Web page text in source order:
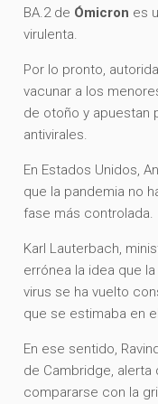
BA.2 de Ómicron es
virulenta.
Por lo pronto,
vacunar a los
de otoño y apuestan
antivirales.
En Estados Unidos,
que la pandemia no
fase más controlada.
Karl Lauterbach,
errónea la idea que
virus se ha vuelto
que se estimaba en
En ese sentido,
de Cambridge, alerta
compararse con la